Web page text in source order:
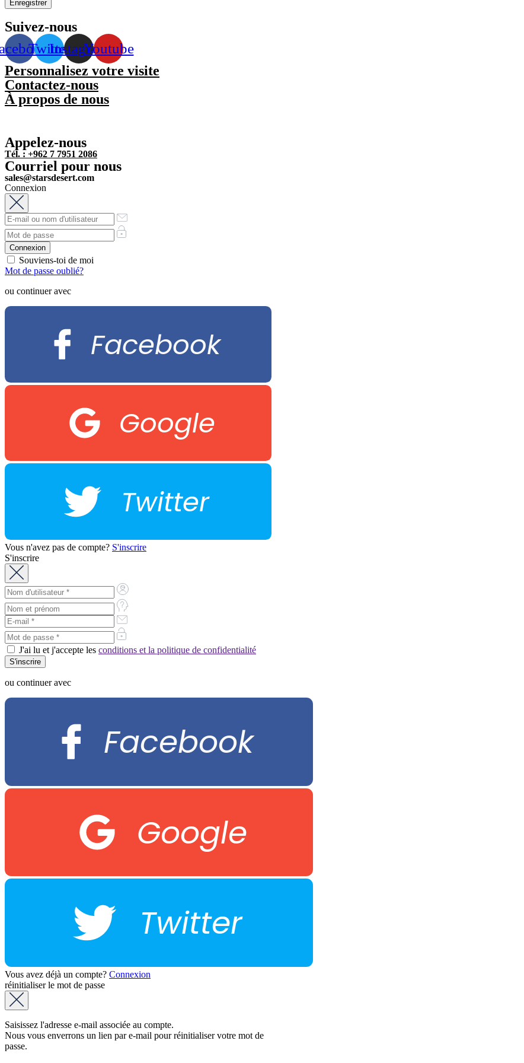
Enregistrer
Suivez-nous
TwitterInstagramYoutube
Personnalisez votre visite
Contactez-nous
À propos de nous
Appelez-nous
Tél. : +962 7 7951 2086
Courriel pour nous
sales@starsdesert.com
Connexion
Souviens-toi de moi
Mot de passe oublié?
ou continuer avec
Facebook
Google
Twitter
Vous n'avez pas de compte? S'inscrire
S'inscrire
J'ai lu et j'accepte les conditions et la politique de confidentialité
ou continuer avec
Facebook
Google
Twitter
Vous avez déjà un compte? Connexion
réinitialiser le mot de passe
Saisissez l'adresse e-mail associée au compte.
Nous vous enverrons un lien par e-mail pour réinitialiser votre mot de
passe.